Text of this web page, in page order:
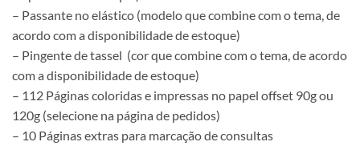
– Passante no elástico (modelo que combine com o tema, de
acordo com a disponibilidade de estoque)
– Pingente de tassel (cor que combine com o tema, de acordo
com a disponibilidade de estoque)
– 112 Páginas coloridas e impressas no papel offset 90g ou
120g (selecione na página de pedidos)
– 10 Páginas extras para marcação de consultas